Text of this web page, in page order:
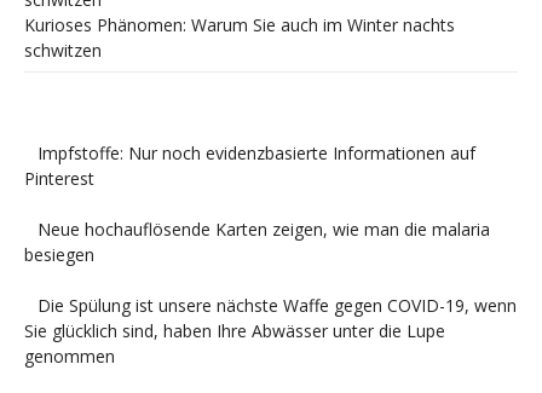
Kurioses Phänomen: Warum Sie auch im Winter nachts
schwitzen
Impfstoffe: Nur noch evidenzbasierte Informationen auf
Pinterest
Neue hochauflösende Karten zeigen, wie man die malaria
besiegen
Die Spülung ist unsere nächste Waffe gegen COVID-19, wenn
Sie glücklich sind, haben Ihre Abwässer unter die Lupe
genommen